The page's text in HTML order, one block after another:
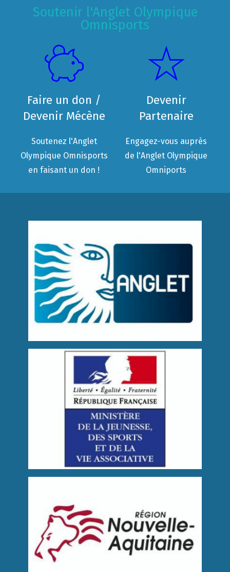
Soutenir l'Anglet Olympique
Omnisports
Faire un don /
Devenir Mécène
Soutenez l'Anglet
Olympique Omnisports
en faisant un don !
Devenir
Partenaire
Engagez-vous auprès
de l'Anglet Olympique
Omniports